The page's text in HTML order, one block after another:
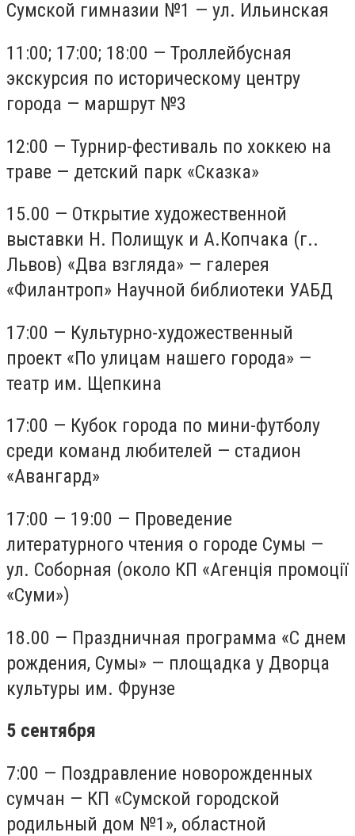
Сумской гимназии №1 — ул. Ильинская
11:00; 17:00; 18:00 — Троллейбусная
экскурсия по историческому центру
города — маршрут №3
12:00 — Турнир-фестиваль по хоккею на
траве — детский парк «Сказка»
15.00 — Открытие художественной
выставки Н. Полищук и А.Копчака (г..
Львов) «Два взгляда» — галерея
«Филантроп» Научной библиотеки УАБД
17:00 — Культурно-художественный
проект «По улицам нашего города» —
театр им. Щепкина
17:00 — Кубок города по мини-футболу
среди команд любителей — стадион
«Авангард»
17:00 — 19:00 — Проведение
литературного чтения о городе Сумы —
ул. Соборная (около КП «Агенція промоції
«Суми»)
18.00 — Праздничная программа «С днем
​​рождения, Сумы» — площадка у Дворца
культуры им. Фрунзе
5 сентября
7:00 — Поздравление новорожденных
сумчан — КП «Сумской городской
родильный дом №1», областной